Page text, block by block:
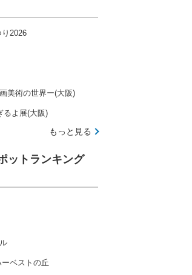
2026
美術の世界ー(大阪)
るよ展(大阪)
もっと見る
ットランキング
ベストの丘